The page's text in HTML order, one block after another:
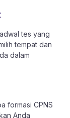
tes yang
tempat dan
dalam
formasi CPNS
Anda